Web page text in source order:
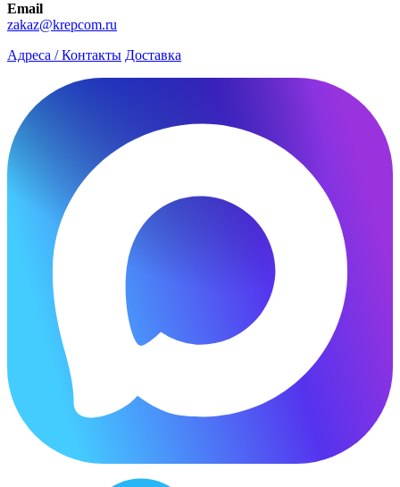
Email
zakaz@krepcom.ru
Адреса / Контакты Доставка